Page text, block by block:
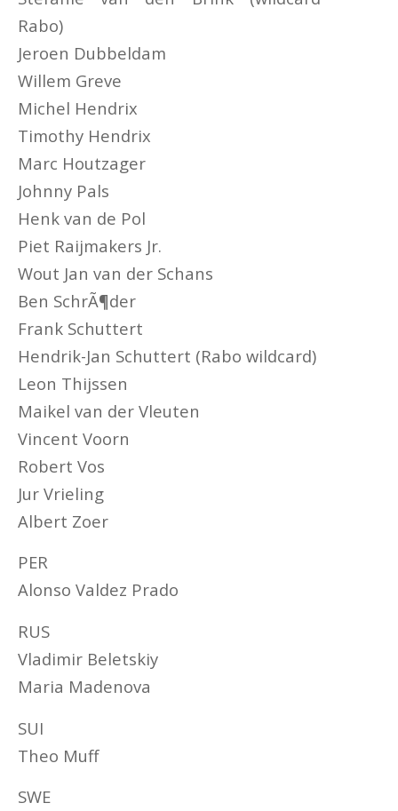
Rabo)
Jeroen Dubbeldam
Willem Greve
Michel Hendrix
Timothy Hendrix
Marc Houtzager
Johnny Pals
Henk van de Pol
Piet Raijmakers Jr.
Wout Jan van der Schans
Ben SchrÃ¶der
Frank Schuttert
Hendrik-Jan Schuttert (Rabo wildcard)
Leon Thijssen
Maikel van der Vleuten
Vincent Voorn
Robert Vos
Jur Vrieling
Albert Zoer
PER
Alonso Valdez Prado
RUS
Vladimir Beletskiy
Maria Madenova
SUI
Theo Muff
SWE